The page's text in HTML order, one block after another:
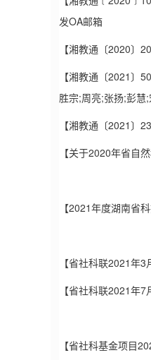
发OA邮箱
【湘教通〔2020〕
【湘教通〔2021〕
胜宗;周亮;张扬;彭慧
【湘教通〔2021〕
【关于2020年省自
【2021年度湖南省
【省社科联2021年
【省社科联2021年
【省社科基金项目